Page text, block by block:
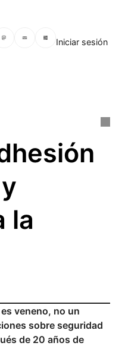
Iniciar sesión
la
veneno, no un
sobre seguridad
de 20 años de